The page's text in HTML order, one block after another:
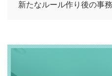
新たなルール作り後の事